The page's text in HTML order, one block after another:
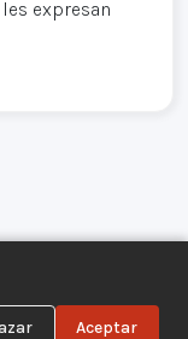
Aceptar
expresan